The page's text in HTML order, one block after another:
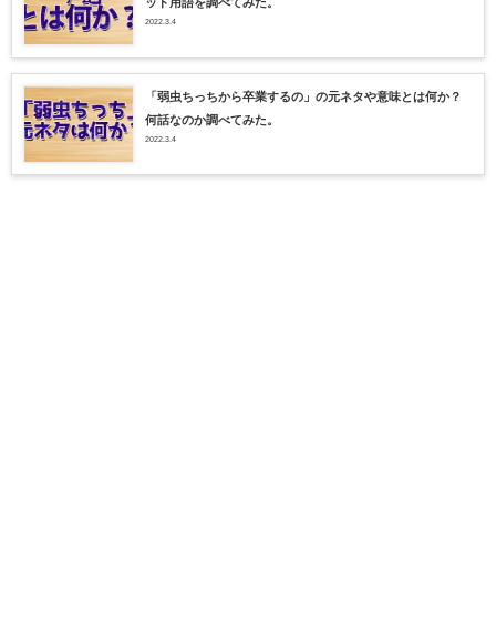
2022.3.4
「弱虫ちっちから卒業するの」の元ネタや意味とは何か？
何話なのか調べてみた。
2022.3.4